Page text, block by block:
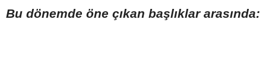
Bu dönemde öne çıkan başlıklar arasında: